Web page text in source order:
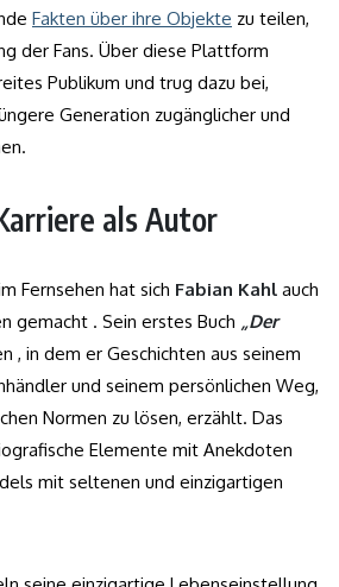
Fakten über ihre Objekte zu teilen,
der Fans. Über diese Plattform
Publikum und trug dazu bei,
Generation zugänglicher und
als Autor
Fernsehen hat sich Fabian Kahl auch
gemacht . Sein erstes Buch „Der
, in dem er Geschichten aus seinem
und seinem persönlichen Weg,
Normen zu lösen, erzählt. Das
Elemente mit Anekdoten
mit seltenen und einzigartigen